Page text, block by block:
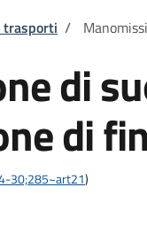
trasporti /
di
di
30;285~art21)